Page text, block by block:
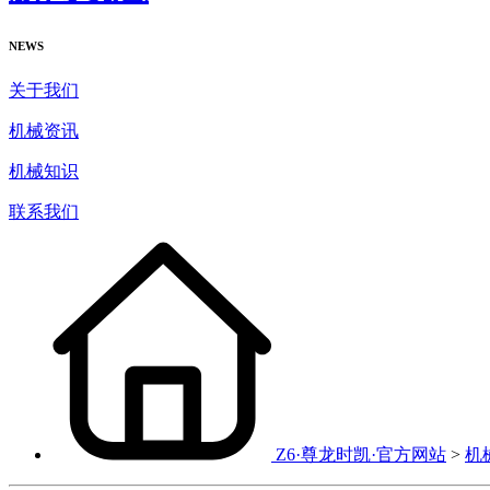
NEWS
关于我们
机械资讯
机械知识
联系我们
Z6·尊龙时凯·官方网站 > 机